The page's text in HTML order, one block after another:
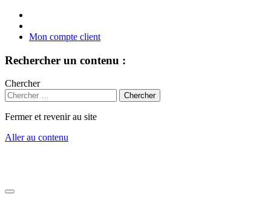
Mon compte client
Rechercher un contenu :
Chercher
Fermer et revenir au site
Aller au contenu